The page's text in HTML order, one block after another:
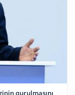
qurulmasını